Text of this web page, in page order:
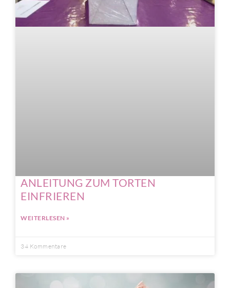
ANLEITUNG ZUM TORTEN
EINFRIEREN
WEITERLESEN »
34 Kommentare